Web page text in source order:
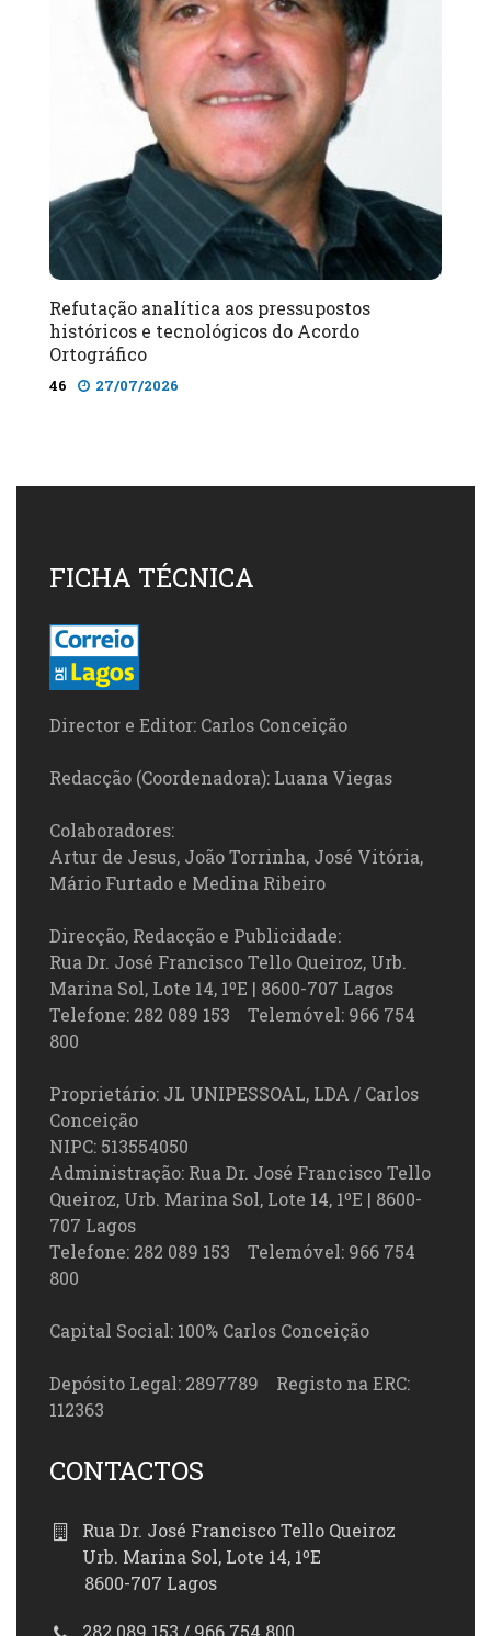
Refutação analítica aos pressupostos
históricos e tecnológicos do Acordo
Ortográfico
46 27/07/2026
FICHA TÉCNICA
Director e Editor: Carlos Conceição
Redacção (Coordenadora): Luana Viegas
Colaboradores:
Artur de Jesus, João Torrinha, José Vitória,
Mário Furtado e Medina Ribeiro
Direcção, Redacção e Publicidade:
Rua Dr. José Francisco Tello Queiroz, Urb.
Marina Sol, Lote 14, 1ºE | 8600-707 Lagos
Telefone: 282 089 153 Telemóvel: 966 754
800
Proprietário: JL UNIPESSOAL, LDA / Carlos
Conceição
NIPC: 513554050
Administração: Rua Dr. José Francisco Tello
Queiroz, Urb. Marina Sol, Lote 14, 1ºE | 8600-
707 Lagos
Telefone: 282 089 153 Telemóvel: 966 754
800
Capital Social: 100% Carlos Conceição
Depósito Legal: 2897789 Registo na ERC:
112363
CONTACTOS
Rua Dr. José Francisco Tello Queiroz
Urb. Marina Sol, Lote 14, 1ºE
8600-707 Lagos
282 089 153 / 966 754 800